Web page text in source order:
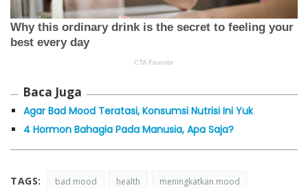
Baca Juga
Agar Bad Mood Teratasi, Konsumsi Nutrisi Ini Yuk
4 Hormon Bahagia Pada Manusia, Apa Saja?
TAGS: bad mood health meningkatkan mood